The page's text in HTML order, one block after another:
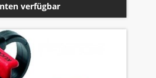
verfügbar